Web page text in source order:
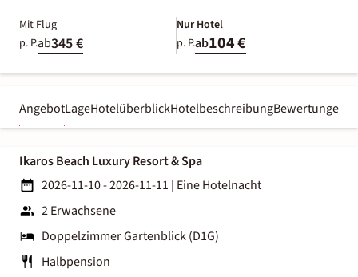
Mit Flug
p. P.ab345 €
Nur Hotel
p. P.ab104 €
AngebotLageHotelüberblickHotelbeschreibungBewertungen
Ikaros Beach Luxury Resort & Spa
2026-11-10 - 2026-11-11 | Eine Hotelnacht
2 Erwachsene
Doppelzimmer Gartenblick (D1G)
Halbpension